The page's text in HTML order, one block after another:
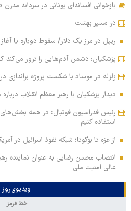
بازخوانی افسانه‌ای یونانی در سردابه مدرن
در مسیر بهشت
ریپل در مرز یک دلار/ سقوط دوباره یا
پزشکیان: دشمن آدم‌هایی را ترور می‌کند
زلزله در موساد با شکست پروژه براندازی در
دیدار پزشکیان با رهبر معظم انقلاب
رئیس فدراسیون فوتبال: در همه
استفاده کنیم
از غزه تا بوگوتا؛ شبکه نفوذ اسرائیل در
انتصاب محسن رضایی به عنوان نماینده
عالی امنیت ملی
ویدیوی روز
خط قرمز